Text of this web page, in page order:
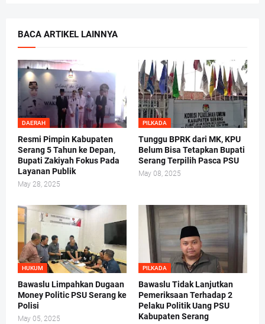
BACA ARTIKEL LAINNYA
DAERAH
Resmi Pimpin Kabupaten
Serang 5 Tahun ke Depan,
Bupati Zakiyah Fokus Pada
Layanan Publik
May 28, 2025
PILKADA
Tunggu BPRK dari MK, KPU
Belum Bisa Tetapkan Bupati
Serang Terpilih Pasca PSU
May 08, 2025
HUKUM
Bawaslu Limpahkan Dugaan
Money Politic PSU Serang ke
Polisi
May 05, 2025
PILKADA
Bawaslu Tidak Lanjutkan
Pemeriksaan Terhadap 2
Pelaku Politik Uang PSU
Kabupaten Serang